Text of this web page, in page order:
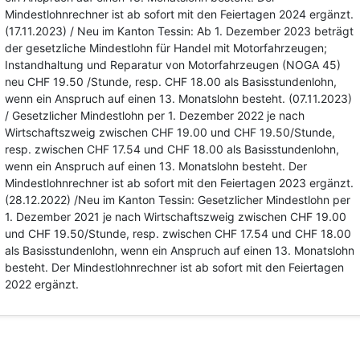
Mindestlohnrechner ist ab sofort mit den Feiertagen 2024 ergänzt.
(17.11.2023) / Neu im Kanton Tessin: Ab 1. Dezember 2023 beträgt
der gesetzliche Mindestlohn für Handel mit Motorfahrzeugen;
Instandhaltung und Reparatur von Motorfahrzeugen (NOGA 45)
neu CHF 19.50 /Stunde, resp. CHF 18.00 als Basisstundenlohn,
wenn ein Anspruch auf einen 13. Monatslohn besteht. (07.11.2023)
/ Gesetzlicher Mindestlohn per 1. Dezember 2022 je nach
Wirtschaftszweig zwischen CHF 19.00 und CHF 19.50/Stunde,
resp. zwischen CHF 17.54 und CHF 18.00 als Basisstundenlohn,
wenn ein Anspruch auf einen 13. Monatslohn besteht. Der
Mindestlohnrechner ist ab sofort mit den Feiertagen 2023 ergänzt.
(28.12.2022) /Neu im Kanton Tessin: Gesetzlicher Mindestlohn per
1. Dezember 2021 je nach Wirtschaftszweig zwischen CHF 19.00
und CHF 19.50/Stunde, resp. zwischen CHF 17.54 und CHF 18.00
als Basisstundenlohn, wenn ein Anspruch auf einen 13. Monatslohn
besteht. Der Mindestlohnrechner ist ab sofort mit den Feiertagen
2022 ergänzt.